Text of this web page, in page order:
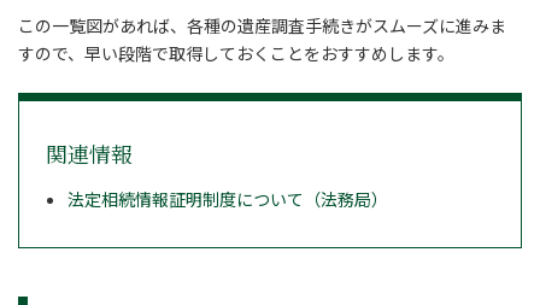
この一覧図があれば、各種の遺産調査手続きがスムーズに進みま
すので、早い段階で取得しておくことをおすすめします。
関連情報
法定相続情報証明制度について（法務局）